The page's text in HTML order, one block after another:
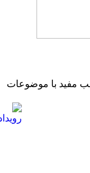
مفید با موضوعات